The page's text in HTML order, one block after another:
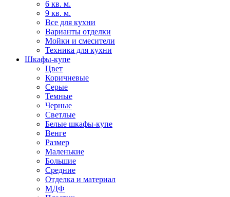
6 кв. м.
9 кв. м.
Все для кухни
Варианты отделки
Мойки и смесители
Техника для кухни
Шкафы-купе
Цвет
Коричневые
Серые
Темные
Черные
Светлые
Белые шкафы-купе
Венге
Размер
Маленькие
Большие
Средние
Отделка и материал
МДФ